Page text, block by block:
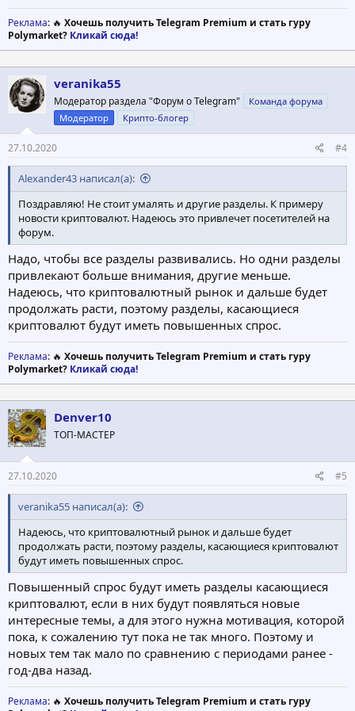
Реклама: 🔥 Хочешь получить Telegram Premium и стать гуру
Polymarket? Кликай сюда!
veranika55
Модератор раздела "Форум о Telegram"
Команда форума
Модератор
Крипто-блогер
27.10.2020 #4
Alexander43 написал(а):
Поздравляю! Не стоит умалять и другие разделы. К примеру
новости криптовалют. Надеюсь это привлечет посетителей на
форум.
Надо, чтобы все разделы развивались. Но одни разделы
привлекают больше внимания, другие меньше.
Надеюсь, что криптовалютный рынок и дальше будет
продолжать расти, поэтому разделы, касающиеся
криптовалют будут иметь повышенных спрос.
Реклама: 🔥 Хочешь получить Telegram Premium и стать гуру
Polymarket? Кликай сюда!
Denver10
ТОП-МАСТЕР
27.10.2020 #5
veranika55 написал(а):
Надеюсь, что криптовалютный рынок и дальше будет
продолжать расти, поэтому разделы, касающиеся криптовалют
будут иметь повышенных спрос.
Повышенный спрос будут иметь разделы касающиеся
криптовалют, если в них будут появляться новые
интересные темы, а для этого нужна мотивация, которой
пока, к сожалению тут пока не так много. Поэтому и
новых тем так мало по сравнению с периодами ранее -
год-два назад.
Реклама: 🔥 Хочешь получить Telegram Premium и стать гуру